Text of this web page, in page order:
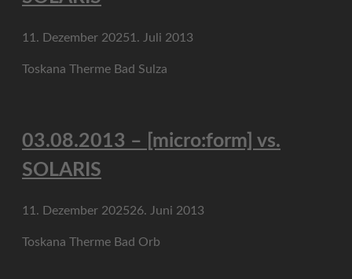
11. Dezember 20251. Juli 2013
Toskana Therme Bad Sulza
03.08.2013 – [micro:form] vs.
SOLARIS
11. Dezember 202526. Juni 2013
Toskana Therme Bad Orb